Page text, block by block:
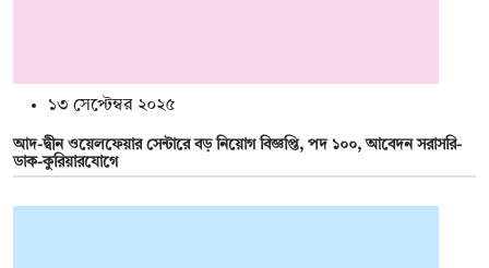
১৩ সেপ্টেম্বর ২০২৫
আদ-দ্বীন ওয়েলফেয়ার সেন্টারে বড় নিয়োগ বিজ্ঞপ্তি, পদ ১০০, আবেদন সরাসরি-
ডাক-কুরিয়ারযোগে